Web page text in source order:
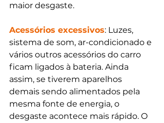
maior desgaste.
Acessórios excessivos: Luzes,
sistema de som, ar-condicionado e
vários outros acessórios do carro
ficam ligados à bateria. Ainda
assim, se tiverem aparelhos
demais sendo alimentados pela
mesma fonte de energia, o
desgaste acontece mais rápido. O